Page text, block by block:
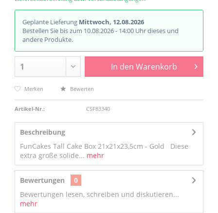
Geplante Lieferung Mittwoch, 12.08.2026
Bestellen Sie bis zum 10.08.2026 - 14:00 Uhr dieses und
andere Produkte.
In den Warenkorb
Merken Bewerten
Artikel-Nr.: CSF83340
Beschreibung
FunCakes Tall Cake Box 21x21x23,5cm - Gold Diese
extra große solide... mehr
Bewertungen
0
Bewertungen lesen, schreiben und diskutieren...
mehr